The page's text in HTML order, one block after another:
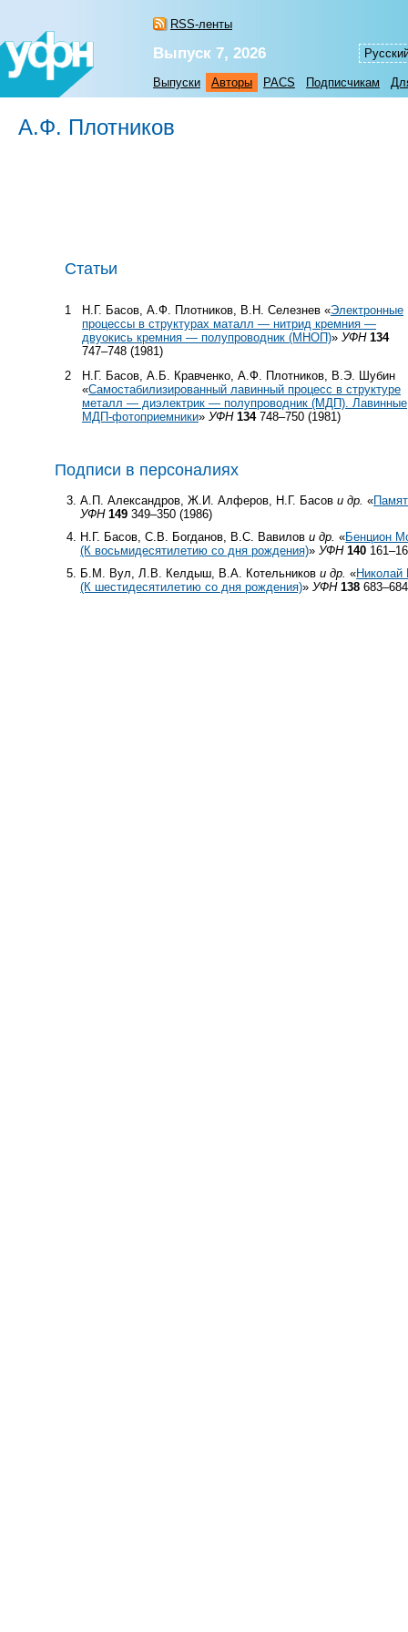
RSS-ленты
Выпуск 7, 2026
Выпуски Авторы PACS Подписчикам
А.Ф. Плотников
Статьи
1 Н.Г. Басов, А.Ф. Плотников, В.Н. Селезнев «Электронные
процессы в структурах маталл — нитрид кремния —
двуокись кремния — полупроводник (МНОП)» УФН 134
747–748 (1981)
2
Н.Г. Басов, А.Б. Кравченко, А.Ф. Плотников, В.Э. Шубин
«Самостабилизированный лавинный процесс в структуре
металл — диэлектрик — полупроводник (МДП). Лавинные
МДП-фотоприемники» УФН 134748–750 (1981)
Подписи в персоналиях
А.П. Александров, Ж.И. Алферов, Н.Г. Басови др. «
УФН 149 349–350 (1986)
Н.Г. Басов, С.В. Богданов, В.С. Вавилови др. «Бенцион
(К восьмидесятилетию со дня рождения)»УФН 140
Б.М. Вул, Л.В. Келдыш, В.А. Котельникови др. «Николай
(К шестидесятилетию со дня рождения)»УФН 138